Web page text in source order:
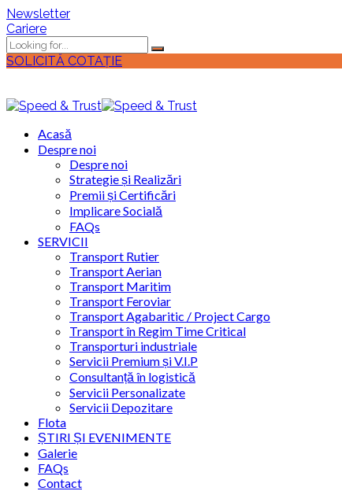
Newsletter
Cariere
SOLICITĂ COTAȚIE
Acasă
Despre noi
Despre noi
Strategie și Realizări
Premii și Certificări
Implicare Socială
FAQs
SERVICII
Transport Rutier
Transport Aerian
Transport Maritim
Transport Feroviar
Transport Agabaritic / Project Cargo
Transport în Regim Time Critical
Transporturi industriale
Servicii Premium și V.I.P
Consultanță în logistică
Servicii Personalizate
Servicii Depozitare
Flota
ȘTIRI ȘI EVENIMENTE
Galerie
FAQs
Contact